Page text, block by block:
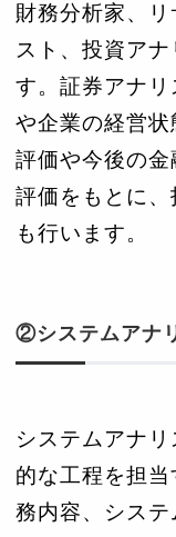
財務分析家、リ
スト、投資ア
す。証券アナ
や企業の経営
評価や今後の金
評価をもとに
も行います。
②システムアナ
システムアナ
的な工程を担
務内容、システ